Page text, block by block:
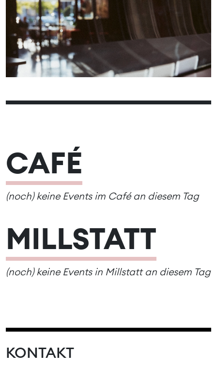
01
02
03 04 05 06 07
08
09
10 13 14
15
16
17 18 19 20 21
22
30
CAFÉ
(noch) keine Events im Café an diesem Tag
MILLSTATT
(noch) keine Events in Millstatt an diesem Tag
KONTAKT